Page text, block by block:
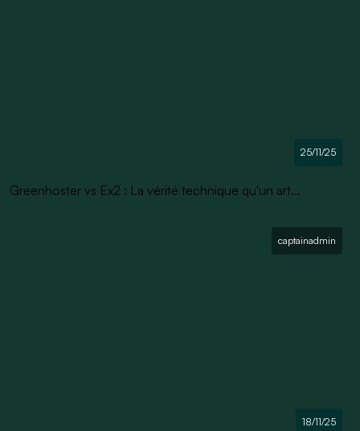
25/11/25
Greenhoster vs Ex2 : La vérité technique qu'un art...
captainadmin
18/11/25